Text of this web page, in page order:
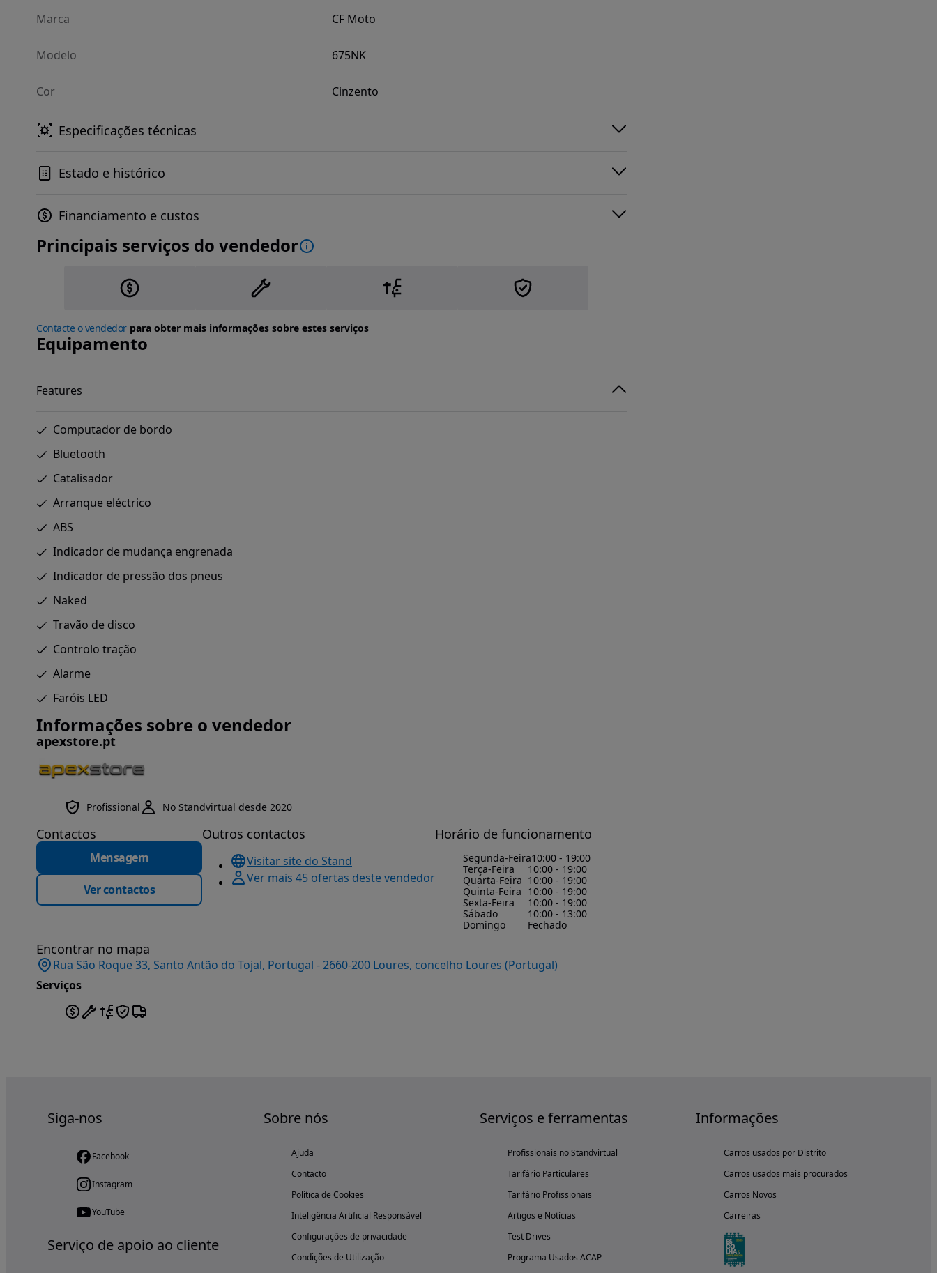
Marca CF Moto
Modelo 675NK
Cor Cinzento
Especificações técnicas
Estado e histórico
Financiamento e custos
Principais serviços do vendedor
Contacte o vendedorpara obter mais informações sobre estes serviços
Equipamento
Features
Computador de bordo
Bluetooth
Catalisador
Arranque eléctrico
ABS
Indicador de mudança engrenada
Indicador de pressão dos pneus
Naked
Travão de disco
Controlo tração
Alarme
Faróis LED
Informações sobre o vendedor
apexstore.pt
Profissional No Standvirtual desde 2020
Contactos
Mensagem
Ver contactos
Outros contactos
Visitar site do Stand
Ver mais 45 ofertas deste vendedor
Horário de funcionamento
Segunda-Feira10:00 - 19:00
Terça-Feira
10:00 - 19:00
Quarta-Feira 10:00 - 19:00
Quinta-Feira 10:00 - 19:00
Sexta-Feira
10:00 - 19:00
Sábado
10:00 - 13:00
Domingo
Fechado
Encontrar no mapa
Rua São Roque 33, Santo Antão do Tojal, Portugal - 2660-200 Loures, concelho Loures (Portugal)
Serviços
Siga-nos
Facebook
Instagram
YouTube
Serviço de apoio ao cliente
Sobre nós
Ajuda
Contacto
Política de Cookies
Inteligência Artificial Responsável
Configurações de privacidade
Condições de Utilização
Serviços e ferramentas
Profissionais no Standvirtual
Tarifário Particulares
Tarifário Profissionais
Artigos e Notícias
Test Drives
Programa Usados ACAP
Informações
Carros usados por Distrito
Carros usados mais procurados
Carros Novos
Carreiras